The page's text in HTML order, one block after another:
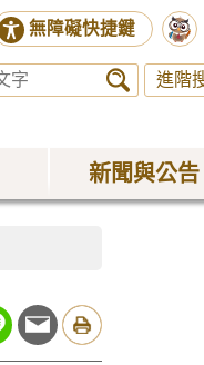
無障礙快捷鍵
進階
新聞與公告